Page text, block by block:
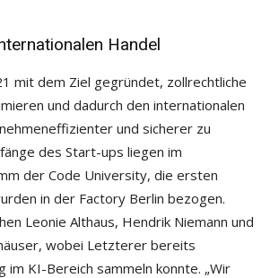
Handel
mit dem Ziel gegründet, zollrechtliche
und dadurch den internationalen
und sicherer zu
des Start-ups liegen im
der Code University, die ersten
in der Factory Berlin bezogen.
Leonie Althaus, Hendrik Niemann und
wobei Letzterer bereits
im KI-Bereich sammeln konnte. „Wir